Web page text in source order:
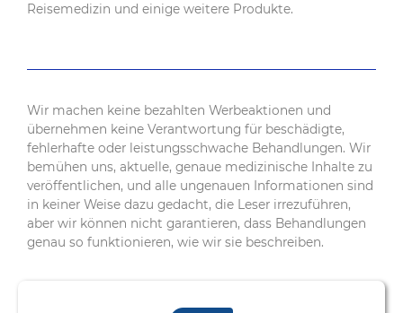
Reisemedizin und einige weitere Produkte.
Wir machen keine bezahlten Werbeaktionen und
übernehmen keine Verantwortung für beschädigte,
fehlerhafte oder leistungsschwache Behandlungen. Wir
bemühen uns, aktuelle, genaue medizinische Inhalte zu
veröffentlichen, und alle ungenauen Informationen sind
in keiner Weise dazu gedacht, die Leser irrezuführen,
aber wir können nicht garantieren, dass Behandlungen
genau so funktionieren, wie wir sie beschreiben.